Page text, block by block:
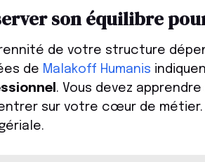
son équilibre
de votre structure
de Malakoff Humanis
. Vous devez apprendre
sur votre cœur de métier.